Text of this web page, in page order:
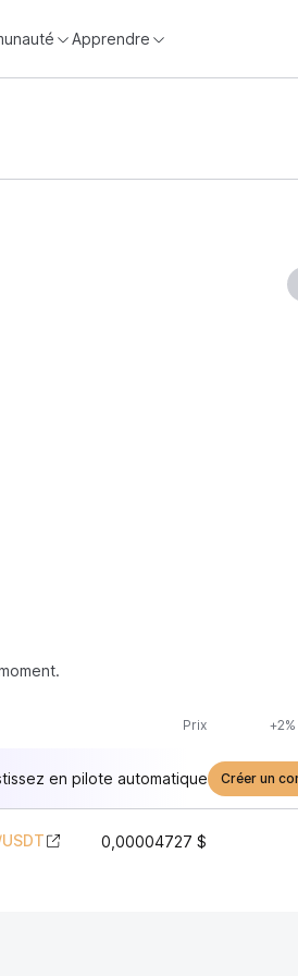
Apprendre
Prix
en pilote automatique Créer un
USDT 0,00004727 $